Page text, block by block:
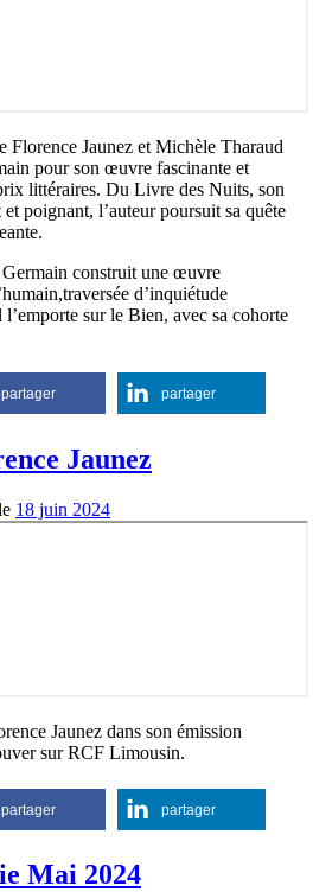
Jaunez et Michèle Tharaud
pour son œuvre fascinante et
littéraires. Du Livre des Nuits, son
poignant, l’auteur poursuit sa quête
construit une œuvre
d’inquiétude
sur le Bien, avec sa cohorte
partager partager
Jaunez
18 juin 2024
Jaunez dans son émission
sur RCF Limousin.
partager partager
Mai 2024